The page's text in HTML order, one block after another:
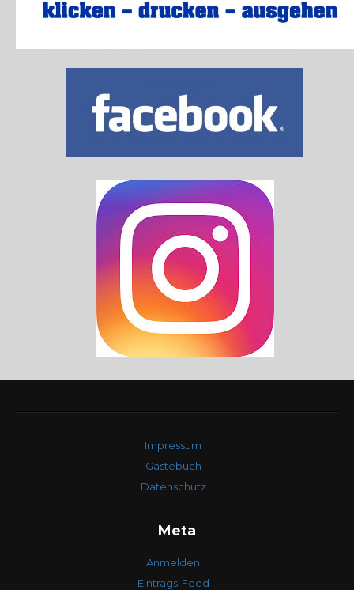
Impressum
Gästebuch
Datenschutz
Meta
Anmelden
Eintrags-Feed